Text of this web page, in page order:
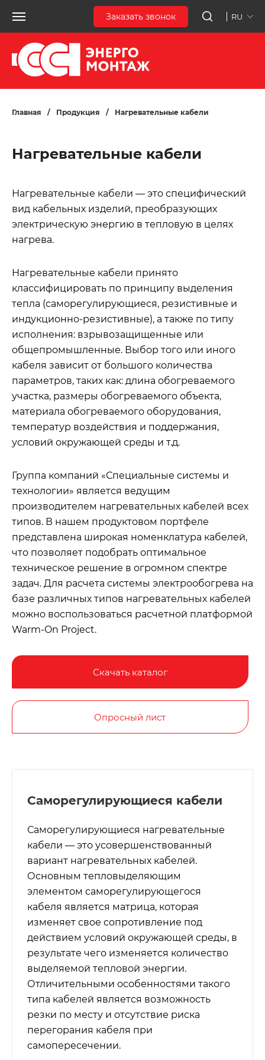
Заказать звонок RU
Главная / Продукция / Нагревательные кабели
Нагревательные кабели
Нагревательные кабели — это специфический
вид кабельных изделий, преобразующих
электрическую энергию в тепловую в целях
нагрева.
Нагревательные кабели принято
классифицировать по принципу выделения
тепла (саморегулирующиеся, резистивные и
индукционно-резистивные), а также по типу
исполнения: взрывозащищенные или
общепромышленные. Выбор того или иного
кабеля зависит от большого количества
параметров, таких как: длина обогреваемого
участка, размеры обогреваемого объекта,
материала обогреваемого оборудования,
температур воздействия и поддержания,
условий окружающей среды и т.д.
Группа компаний «Специальные системы и
технологии» является ведущим
производителем нагревательных кабелей всех
типов. В нашем продуктовом портфеле
представлена широкая номенклатура кабелей,
что позволяет подобрать оптимальное
техническое решение в огромном спектре
задач. Для расчета системы электрообогрева на
базе различных типов нагревательных кабелей
можно воспользоваться расчетной платформой
Warm-On Project.
Скачать каталог
Опросный лист
Саморегулирующиеся кабели
Саморегулирующиеся нагревательные
кабели — это усовершенствованный
вариант нагревательных кабелей.
Основным тепловыделяющим
элементом саморегулирующегося
кабеля является матрица, которая
изменяет свое сопротивление под
действием условий окружающей среды, в
результате чего изменяется количество
выделяемой тепловой энергии.
Отличительными особенностями такого
типа кабелей является возможность
резки по месту и отсутствие риска
перегорания кабеля при
самопересечении.